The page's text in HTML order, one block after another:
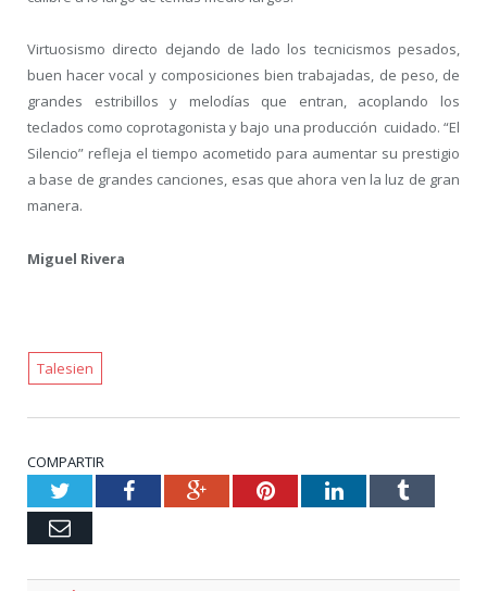
Virtuosismo directo dejando de lado los tecnicismos pesados,
buen hacer vocal y composiciones bien trabajadas, de peso, de
grandes estribillos y melodías que entran, acoplando los
teclados como coprotagonista y bajo una producción cuidado. “El
Silencio” refleja el tiempo acometido para aumentar su prestigio
a base de grandes canciones, esas que ahora ven la luz de gran
manera.
Miguel Rivera
Talesien
COMPARTIR
TwitterFacebookGoogle+PinterestLinkedInTumblr
Email